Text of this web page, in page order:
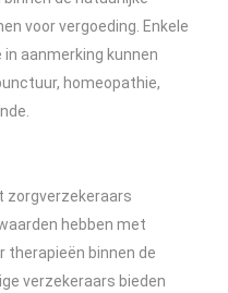
voor vergoeding. Enkele
aanmerking kunnen
homeopathie,
zorgverzekeraars
hebben met
therapieën binnen de
verzekeraars bieden